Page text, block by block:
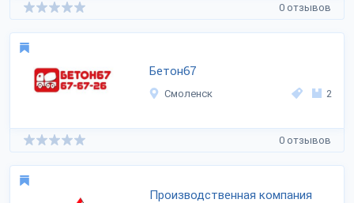
0 отзывов
Бетон67
Смоленск 2
0 отзывов
Производственная компания